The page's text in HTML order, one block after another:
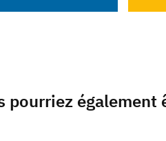
pourriez également